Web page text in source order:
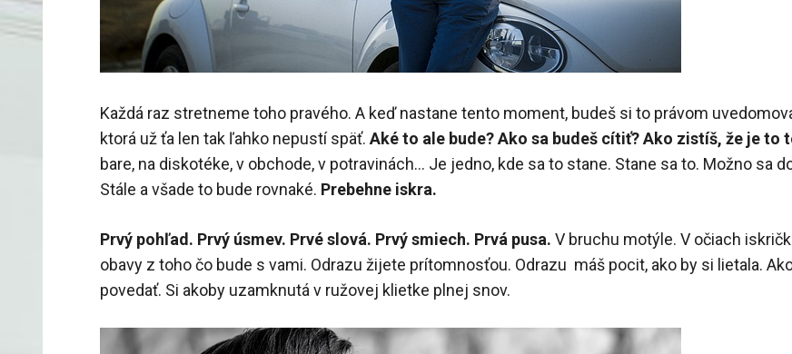
Každá raz stretneme toho pravého. A keď nastane tento moment, budeš si to právom
ktorá už ťa len tak ľahko nepustí späť. Aké to ale bude? Ako sa budeš cítiť? Ako zistíš, že je to
bare, na diskotéke, v obchode, v potravinách… Je jedno, kde sa to stane. Stane sa to. Možno sa
Stále a všade to bude rovnaké. Prebehne iskra.
Prvý pohľad. Prvý úsmev. Prvé slová. Prvý smiech. Prvá pusa. V bruchu motýle. V očiach
obavy z toho čo bude s vami. Odrazu žijete prítomnosťou. Odrazu máš pocit, ako by si lietala.
povedať. Si akoby uzamknutá v ružovej klietke plnej snov.